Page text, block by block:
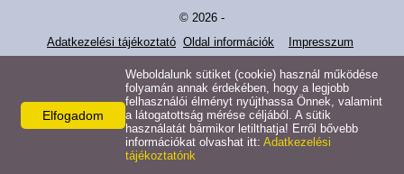
EFOP-1.5.2-16-2017-00008
© 2026 -
Adatkezelési tájékoztató Oldal információk Impresszum
Elfogadom
Weboldalunk sütiket (cookie) használ működése
folyamán annak érdekében, hogy a legjobb
felhasználói élményt nyújthassa Önnek, valamint
a látogatottság mérése céljából. A sütik
használatát bármikor letilthatja! Erről bővebb
információkat olvashat itt: Adatkezelési
tájékoztatónk